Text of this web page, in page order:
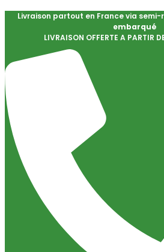
Livraison partout en France via
embarqué
LIVRAISON OFFERTE A PARTIR